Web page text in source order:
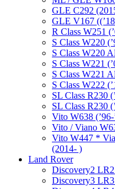
GLE C292
GLE V167
R Class W251
S Class W220
S Class W220
S Class W221
S Class W221
S Class W222
SL Class R230
SL Class R230
Vito W638 (’96-
Vito / Viano
Vito W447 *
(2014- )
Land Rover
Discovery2 LR2
Discovery3